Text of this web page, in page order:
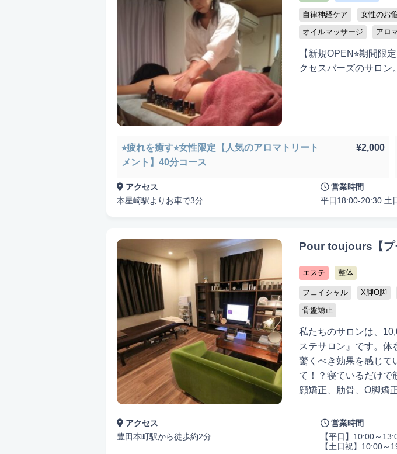
悩み検索
こだわり検索
当日受付OK 都度払いOK 男
資格保持者
自律神経ケア 女性のお
オイルマッサージ
アロ
【新規OPEN⭐︎期間限
クセスバーズのサロン
⭐︎疲れを癒す⭐︎女性限定【人気のアロマトリート
メント】40分コース
¥2,000
アクセス
本星崎駅よりお車で3分
営業時間
平日18:00-20:30 土
Pour toujours【プ
エステ 整体
フェイシャル X脚O脚
骨盤矯正
私たちのサロンは、
ステサロン』です。体
驚くべき効果を感じて
て！？寝ているだけで
顔矯正、肋骨、O脚矯
で、自分の好きなこ
り、自信を持って人
感じていただけるよ
アクセス
豊田本町駅から徒歩約2分
営業時間
【平日】10:00～
【土日祝】10:00～